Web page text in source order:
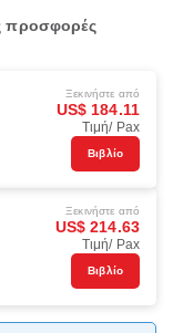
προσφορές
Ξεκινήστε από
US$ 184.11
Τιμή/ Pax
Βιβλίο
Ξεκινήστε από
US$ 214.63
Τιμή/ Pax
Βιβλίο